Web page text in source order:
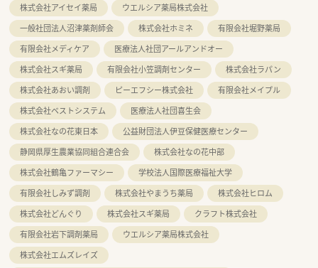
株式会社アイセイ薬局
ウエルシア薬局株式会社
一般社団法人沼津薬剤師会
株式会社ホミネ
有限会社堀野薬局
有限会社メディケア
医療法人社団アールアンドオー
株式会社スギ薬局
有限会社小笠調剤センター
株式会社ラパン
株式会社あおい調剤
ピーエフシー株式会社
有限会社メイプル
株式会社ベストシステム
医療法人社団喜生会
株式会社なの花東日本
公益財団法人伊豆保健医療センター
静岡県厚生農業協同組合連合会
株式会社なの花中部
株式会社鶴亀ファーマシー
学校法人国際医療福祉大学
有限会社しみず調剤
株式会社やまうち薬局
株式会社ヒロム
株式会社どんぐり
株式会社スギ薬局
クラフト株式会社
有限会社岩下調剤薬局
ウエルシア薬局株式会社
株式会社エムズレイズ